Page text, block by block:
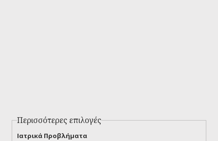
Περισσότερες επιλογές
Ιατρικά Προβλήματα